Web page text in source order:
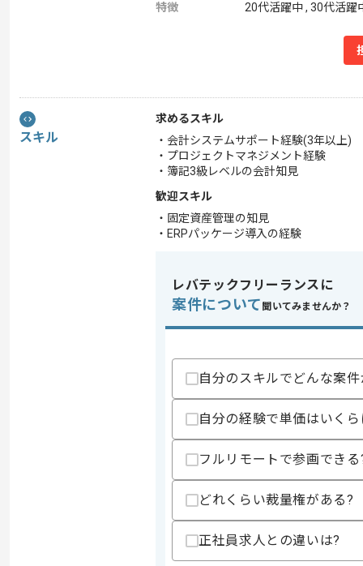
特徴 20代活躍中 , 30代活躍
スキル
求めるスキル
・会計システムサポート経験(3年以上)
・プロジェクトマネジメント経験
・簿記3級レベルの会計知見
歓迎スキル
・固定資産管理の知見
・ERPパッケージ導入の経験
レバテックフリーランスに
案件について 聞いてみませんか？
自分のスキルでどんな案
自分の経験で単価はいく
フルリモートで参画できる
どれくらい裁量権がある?
正社員求人との違いは?